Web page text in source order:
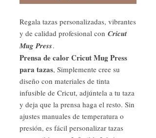
Regala tazas personalizadas, vibrantes
y de calidad profesional con Cricut
Mug Press.
Prensa de calor Cricut Mug Press
para tazas, Simplemente cree su
diseño con materiales de tinta
infusible de Cricut, adjúntela a tu taza
y deja que la prensa haga el resto. Sin
ajustes manuales de temperatura o
presión, es fácil personalizar tazas